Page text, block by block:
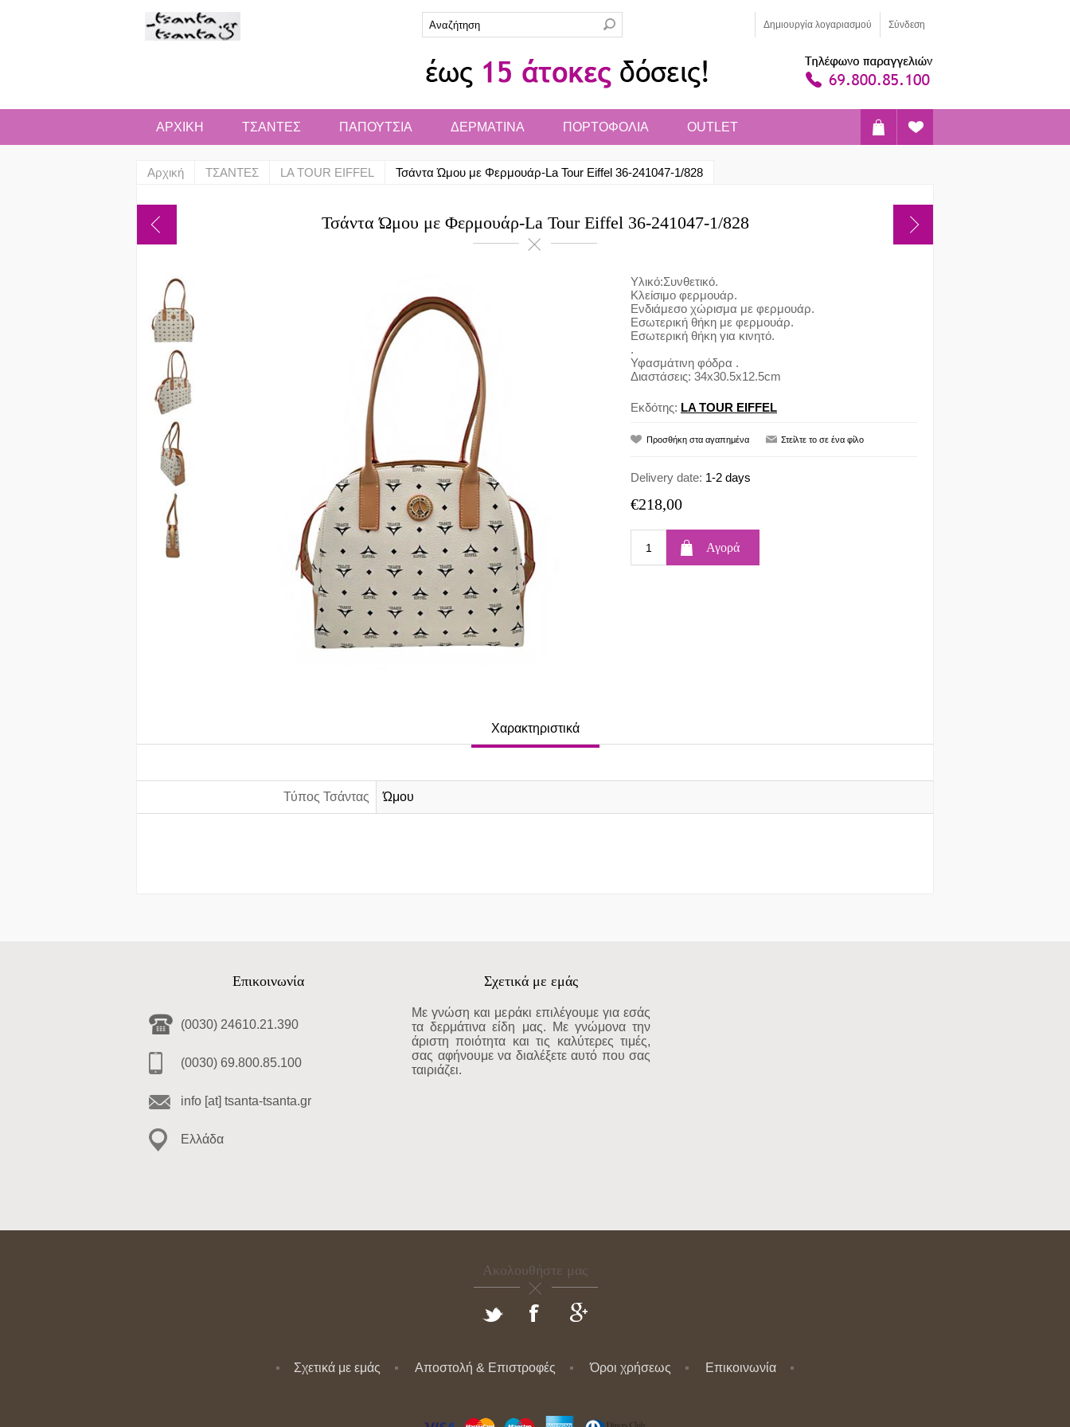
Δημιoυργία λογαριασμού Σύνδεση
ΑΡΧΙΚΗ ΤΣΑΝΤΕΣ ΠΑΠΟΥΤΣΙΑ ΔΕΡΜΑΤΙΝΑ ΠΟΡΤΟΦΟΛΙΑ OUTLET
Αρχική ΤΣΑΝΤΕΣ LA TOUR EIFFEL Τσάντα Ώμου με Φερμουάρ-La Tour Eiffel 36-241047-1/828
Τσάντα Ώμου με Φερμουάρ-La Tour Eiffel 36-241047-1/828
Υλικό:Συνθετικό.
Κλείσιμο φερμουάρ.
Ενδιάμεσο χώρισμα με φερμουάρ.
Εσωτερική θήκη με φερμουάρ.
Εσωτερική θήκη για κινητό.
.
Υφασμάτινη φόδρα .
Διαστάσεις: 34x30.5x12.5cm
Εκδότης: LA TOUR EIFFEL
Delivery date: 1-2 days
€218,00
Χαρακτηριστικά
Τύπος Τσάντας Ώμου
Επικοινωνία
(0030) 24610.21.390
(0030) 69.800.85.100
info [at] tsanta-tsanta.gr
Ελλάδα
Σχετικά με εμάς
Με γνώση και μεράκι επιλέγουμε για εσάς
τα δερμάτινα είδη μας. Με γνώμονα την
άριστη ποιότητα και τις καλύτερες τιμές,
σας αφήνουμε να διαλέξετε αυτό που σας
ταιριάζει.
Ακολουθήστε μας
Σχετικά με εμάς Αποστολή & Επιστροφές Όροι χρήσεως Επικοινωνία